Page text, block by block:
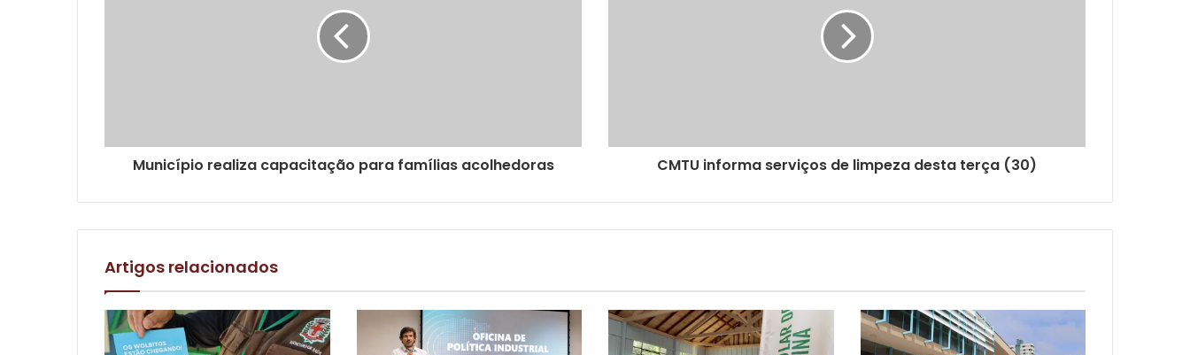
Município realiza capacitação para famílias acolhedoras CMTU informa serviços de limpeza desta terça (30)
Artigos relacionados